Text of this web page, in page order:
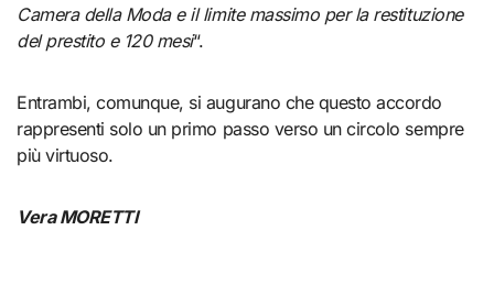
Camera della Moda e il limite massimo per la restituzione
del prestito e 120 mesi“.
Entrambi, comunque, si augurano che questo accordo
rappresenti solo un primo passo verso un circolo sempre
più virtuoso.
Vera MORETTI